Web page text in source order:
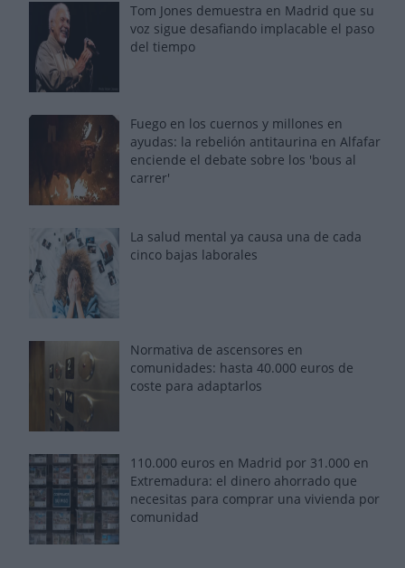
Tom Jones demuestra en Madrid que su
voz sigue desafiando implacable el paso
del tiempo
Fuego en los cuernos y millones en
ayudas: la rebelión antitaurina en Alfafar
enciende el debate sobre los 'bous al
carrer'
La salud mental ya causa una de cada
cinco bajas laborales
Normativa de ascensores en
comunidades: hasta 40.000 euros de
coste para adaptarlos
110.000 euros en Madrid por 31.000 en
Extremadura: el dinero ahorrado que
necesitas para comprar una vivienda por
comunidad